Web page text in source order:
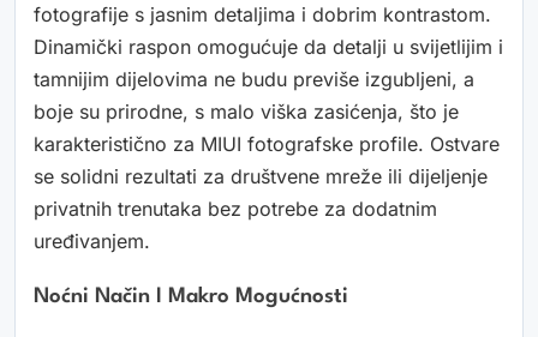
fotografije s jasnim detaljima i dobrim kontrastom.
Dinamički raspon omogućuje da detalji u svijetlijim i
tamnijim dijelovima ne budu previše izgubljeni, a
boje su prirodne, s malo viška zasićenja, što je
karakteristično za MIUI fotografske profile. Ostvare
se solidni rezultati za društvene mreže ili dijeljenje
privatnih trenutaka bez potrebe za dodatnim
uređivanjem.
Noćni Način I Makro Mogućnosti